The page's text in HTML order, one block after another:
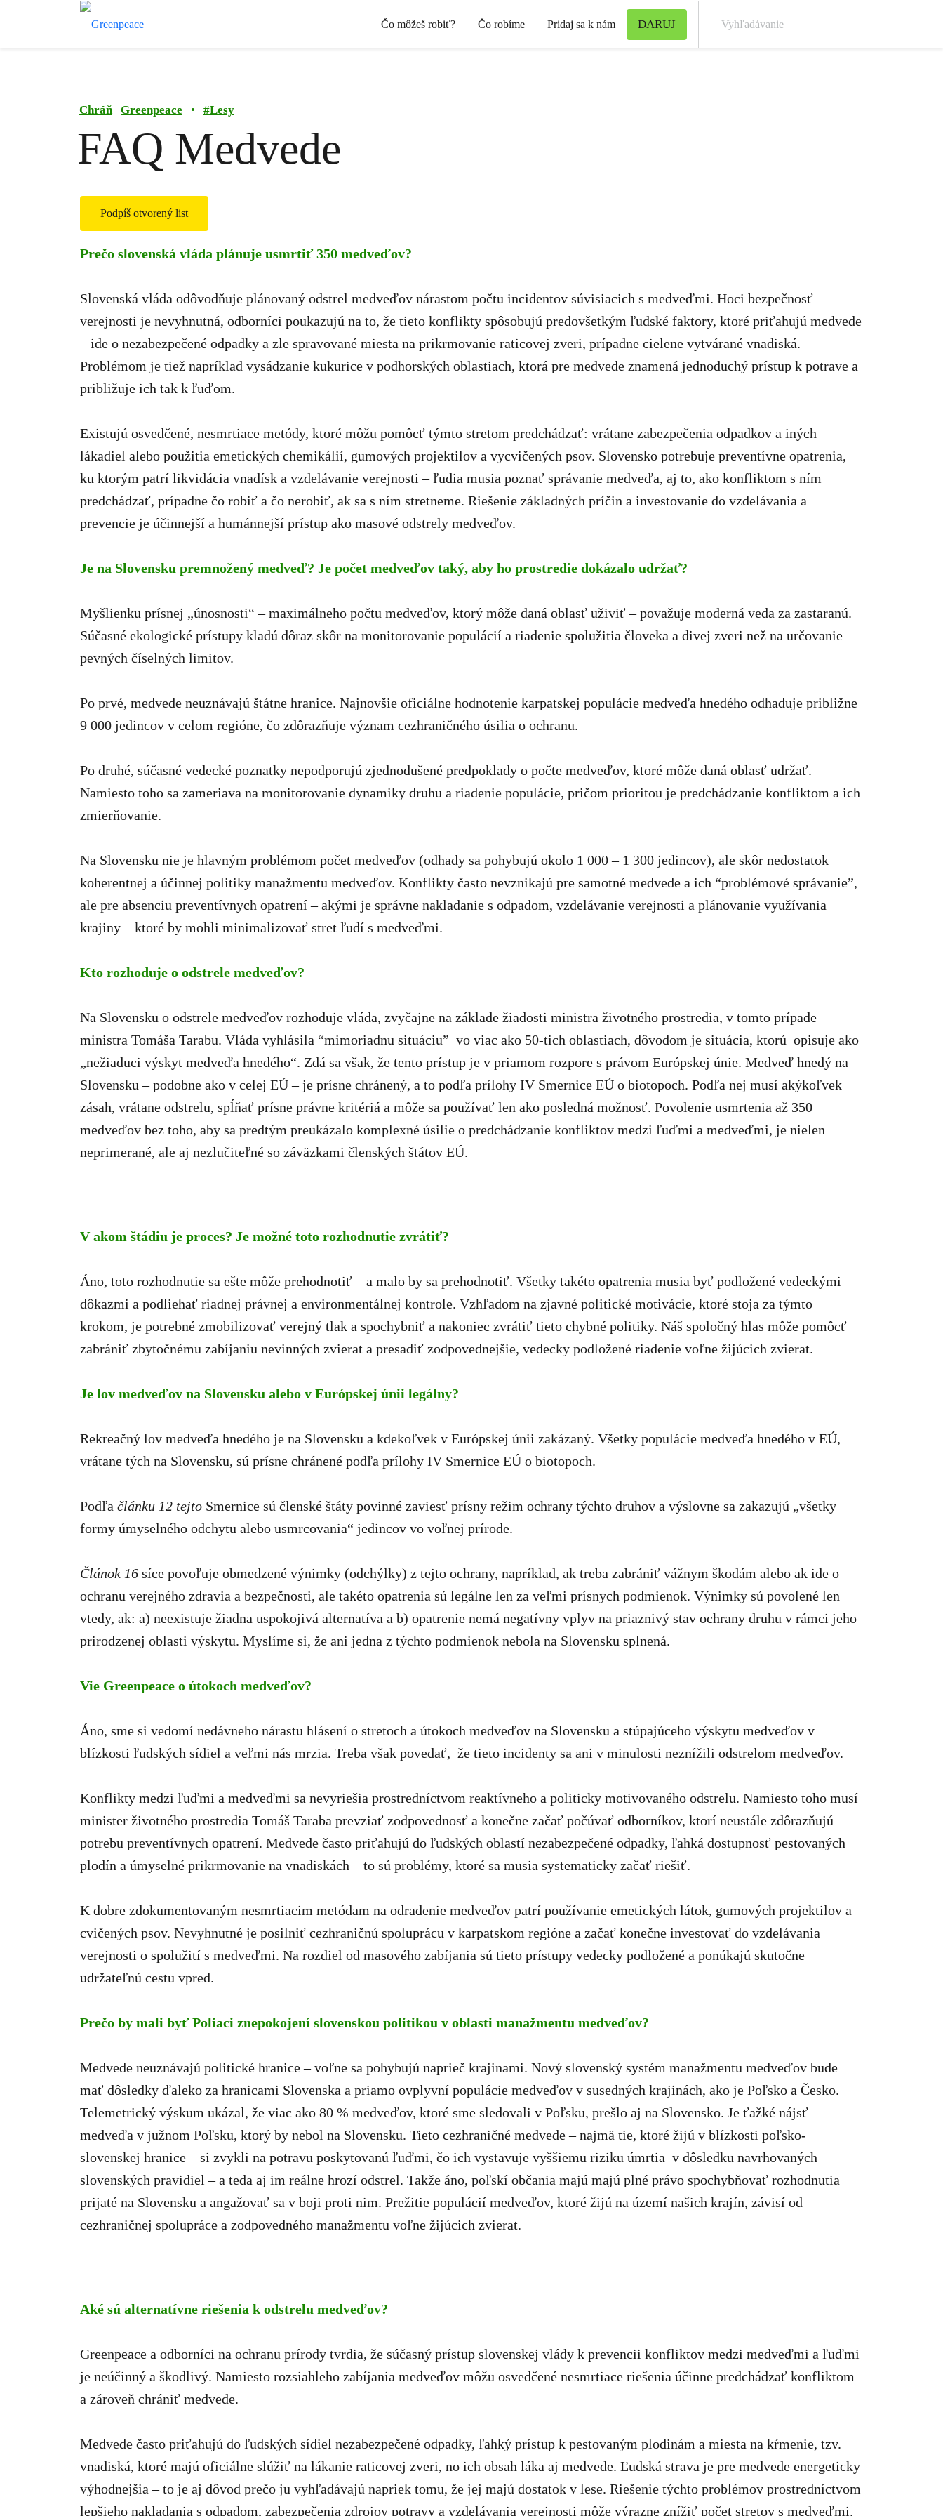
Čo môžeš robiť? Čo robíme Pridaj sa k nám DARUJ
Chráň Greenpeace • #Lesy
FAQ Medvede
Podpíš otvorený list
Prečo slovenská vláda plánuje usmrtiť 350 medveďov?
Slovenská vláda odôvodňuje plánovaný odstrel medveďov nárastom počtu incidentov súvisiacich s medveďmi. Hoci bezpečnosť
verejnosti je nevyhnutná, odborníci poukazujú na to, že tieto konflikty spôsobujú predovšetkým ľudské faktory, ktoré priťahujú medvede
– ide o nezabezpečené odpadky a zle spravované miesta na prikrmovanie raticovej zveri, prípadne cielene vytvárané vnadiská.
Problémom je tiež napríklad vysádzanie kukurice v podhorských oblastiach, ktorá pre medvede znamená jednoduchý prístup k potrave a
približuje ich tak k ľuďom.
Existujú osvedčené, nesmrtiace metódy, ktoré môžu pomôcť týmto stretom predchádzať: vrátane zabezpečenia odpadkov a iných
lákadiel alebo použitia emetických chemikálií, gumových projektilov a vycvičených psov. Slovensko potrebuje preventívne opatrenia,
ku ktorým patrí likvidácia vnadísk a vzdelávanie verejnosti – ľudia musia poznať správanie medveďa, aj to, ako konfliktom s ním
predchádzať, prípadne čo robiť a čo nerobiť, ak sa s ním stretneme. Riešenie základných príčin a investovanie do vzdelávania a
prevencie je účinnejší a humánnejší prístup ako masové odstrely medveďov.
Je na Slovensku premnožený medveď? Je počet medveďov taký, aby ho prostredie dokázalo udržať?
Myšlienku prísnej „únosnosti“ – maximálneho počtu medveďov, ktorý môže daná oblasť uživiť – považuje moderná veda za zastaranú.
Súčasné ekologické prístupy kladú dôraz skôr na monitorovanie populácií a riadenie spolužitia človeka a divej zveri než na určovanie
pevných číselných limitov.
Po prvé, medvede neuznávajú štátne hranice. Najnovšie oficiálne hodnotenie karpatskej populácie medveďa hnedého odhaduje približne
9 000 jedincov v celom regióne, čo zdôrazňuje význam cezhraničného úsilia o ochranu.
Po druhé, súčasné vedecké poznatky nepodporujú zjednodušené predpoklady o počte medveďov, ktoré môže daná oblasť udržať.
Namiesto toho sa zameriava na monitorovanie dynamiky druhu a riadenie populácie, pričom prioritou je predchádzanie konfliktom a ich
zmierňovanie.
Na Slovensku nie je hlavným problémom počet medveďov (odhady sa pohybujú okolo 1 000 – 1 300 jedincov), ale skôr nedostatok
koherentnej a účinnej politiky manažmentu medveďov. Konflikty často nevznikajú pre samotné medvede a ich “problémové správanie”,
ale pre absenciu preventívnych opatrení – akými je správne nakladanie s odpadom, vzdelávanie verejnosti a plánovanie využívania
krajiny – ktoré by mohli minimalizovať stret ľudí s medveďmi.
Kto rozhoduje o odstrele medveďov?
Na Slovensku o odstrele medveďov rozhoduje vláda, zvyčajne na základe žiadosti ministra životného prostredia, v tomto prípade
ministra Tomáša Tarabu. Vláda vyhlásila “mimoriadnu situáciu” vo viac ako 50-tich oblastiach, dôvodom je situácia, ktorú opisuje ako
„nežiaduci výskyt medveďa hnedého“. Zdá sa však, že tento prístup je v priamom rozpore s právom Európskej únie. Medveď hnedý na
Slovensku – podobne ako v celej EÚ – je prísne chránený, a to podľa prílohy IV Smernice EÚ o biotopoch. Podľa nej musí akýkoľvek
zásah, vrátane odstrelu, spĺňať prísne právne kritériá a môže sa používať len ako posledná možnosť. Povolenie usmrtenia až 350
medveďov bez toho, aby sa predtým preukázalo komplexné úsilie o predchádzanie konfliktov medzi ľuďmi a medveďmi, je nielen
neprimerané, ale aj nezlučiteľné so záväzkami členských štátov EÚ.
V akom štádiu je proces? Je možné toto rozhodnutie zvrátiť?
Áno, toto rozhodnutie sa ešte môže prehodnotiť – a malo by sa prehodnotiť. Všetky takéto opatrenia musia byť podložené vedeckými
dôkazmi a podliehať riadnej právnej a environmentálnej kontrole. Vzhľadom na zjavné politické motivácie, ktoré stoja za týmto
krokom, je potrebné zmobilizovať verejný tlak a spochybniť a nakoniec zvrátiť tieto chybné politiky. Náš spoločný hlas môže pomôcť
zabrániť zbytočnému zabíjaniu nevinných zvierat a presadiť zodpovednejšie, vedecky podložené riadenie voľne žijúcich zvierat.
Je lov medveďov na Slovensku alebo v Európskej únii legálny?
Rekreačný lov medveďa hnedého je na Slovensku a kdekoľvek v Európskej únii zakázaný. Všetky populácie medveďa hnedého v EÚ,
vrátane tých na Slovensku, sú prísne chránené podľa prílohy IV Smernice EÚ o biotopoch.
Podľa článku 12 tejto Smernice sú členské štáty povinné zaviesť prísny režim ochrany týchto druhov a výslovne sa zakazujú „všetky
formy úmyselného odchytu alebo usmrcovania“ jedincov vo voľnej prírode.
Článok 16 síce povoľuje obmedzené výnimky (odchýlky) z tejto ochrany, napríklad, ak treba zabrániť vážnym škodám alebo ak ide o
ochranu verejného zdravia a bezpečnosti, ale takéto opatrenia sú legálne len za veľmi prísnych podmienok. Výnimky sú povolené len
vtedy, ak: a) neexistuje žiadna uspokojivá alternatíva a b) opatrenie nemá negatívny vplyv na priaznivý stav ochrany druhu v rámci jeho
prirodzenej oblasti výskytu. Myslíme si, že ani jedna z týchto podmienok nebola na Slovensku splnená.
Vie Greenpeace o útokoch medveďov?
Áno, sme si vedomí nedávneho nárastu hlásení o stretoch a útokoch medveďov na Slovensku a stúpajúceho výskytu medveďov v
blízkosti ľudských sídiel a veľmi nás mrzia. Treba však povedať, že tieto incidenty sa ani v minulosti neznížili odstrelom medveďov.
Konflikty medzi ľuďmi a medveďmi sa nevyriešia prostredníctvom reaktívneho a politicky motivovaného odstrelu. Namiesto toho musí
minister životného prostredia Tomáš Taraba prevziať zodpovednosť a konečne začať počúvať odborníkov, ktorí neustále zdôrazňujú
potrebu preventívnych opatrení. Medvede často priťahujú do ľudských oblastí nezabezpečené odpadky, ľahká dostupnosť pestovaných
plodín a úmyselné prikrmovanie na vnadiskách – to sú problémy, ktoré sa musia systematicky začať riešiť.
K dobre zdokumentovaným nesmrtiacim metódam na odradenie medveďov patrí používanie emetických látok, gumových projektilov a
cvičených psov. Nevyhnutné je posilniť cezhraničnú spoluprácu v karpatskom regióne a začať konečne investovať do vzdelávania
verejnosti o spolužití s medveďmi. Na rozdiel od masového zabíjania sú tieto prístupy vedecky podložené a ponúkajú skutočne
udržateľnú cestu vpred.
Prečo by mali byť Poliaci znepokojení slovenskou politikou v oblasti manažmentu medveďov?
Medvede neuznávajú politické hranice – voľne sa pohybujú naprieč krajinami. Nový slovenský systém manažmentu medveďov bude
mať dôsledky ďaleko za hranicami Slovenska a priamo ovplyvní populácie medveďov v susedných krajinách, ako je Poľsko a Česko.
Telemetrický výskum ukázal, že viac ako 80 % medveďov, ktoré sme sledovali v Poľsku, prešlo aj na Slovensko. Je ťažké nájsť
medveďa v južnom Poľsku, ktorý by nebol na Slovensku. Tieto cezhraničné medvede – najmä tie, ktoré žijú v blízkosti poľsko-
slovenskej hranice – si zvykli na potravu poskytovanú ľuďmi, čo ich vystavuje vyššiemu riziku úmrtia v dôsledku navrhovaných
slovenských pravidiel – a teda aj im reálne hrozí odstrel. Takže áno, poľskí občania majú majú plné právo spochybňovať rozhodnutia
prijaté na Slovensku a angažovať sa v boji proti nim. Prežitie populácií medveďov, ktoré žijú na území našich krajín, závisí od
cezhraničnej spolupráce a zodpovedného manažmentu voľne žijúcich zvierat.
Aké sú alternatívne riešenia k odstrelu medveďov?
Greenpeace a odborníci na ochranu prírody tvrdia, že súčasný prístup slovenskej vlády k prevencii konfliktov medzi medveďmi a ľuďmi
je neúčinný a škodlivý. Namiesto rozsiahleho zabíjania medveďov môžu osvedčené nesmrtiace riešenia účinne predchádzať konfliktom
a zároveň chrániť medvede.
Medvede často priťahujú do ľudských sídiel nezabezpečené odpadky, ľahký prístup k pestovaným plodinám a miesta na kŕmenie, tzv.
vnadiská, ktoré majú oficiálne slúžiť na lákanie raticovej zveri, no ich obsah láka aj medvede. Ľudská strava je pre medvede energeticky
výhodnejšia – to je aj dôvod prečo ju vyhľadávajú napriek tomu, že jej majú dostatok v lese. Riešenie týchto problémov prostredníctvom
lepšieho nakladania s odpadom, zabezpečenia zdrojov potravy a vzdelávania verejnosti môže výrazne znížiť počet stretov s medveďmi.